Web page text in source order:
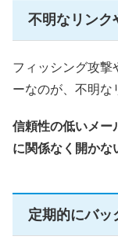
不明なリンク
フィッシング攻撃
ーなのが、不明な
信頼性の低いメー
に関係なく開かな
定期的にバッ